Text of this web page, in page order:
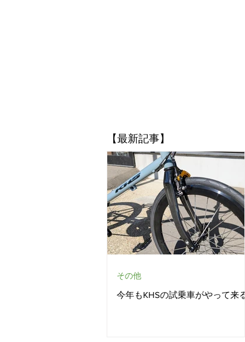
​【最新記事】
今年もKHSの試乗車がやって来る
その他